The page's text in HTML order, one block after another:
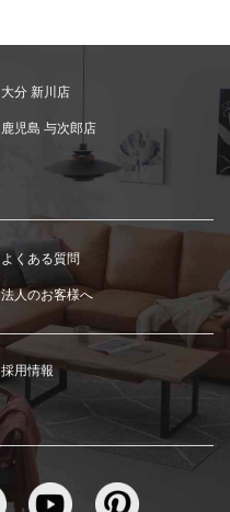
大分 新川店
鹿児島 与次郎店
よくある質問
法人のお客様へ
採用情報